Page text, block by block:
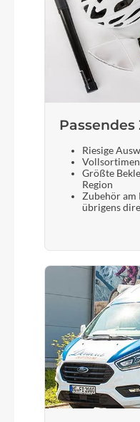
Riesige
Größte
Region
Zubehör am
übrigens